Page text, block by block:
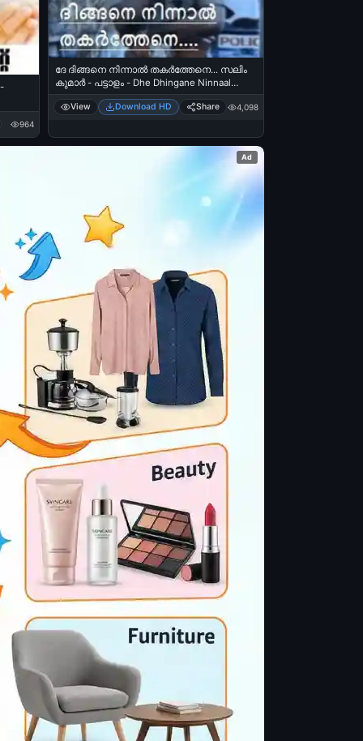
964
ദേ ദിങ്ങനെ നിന്നാല്‍ തകര്‍ത്തേനെ... സലിം
കുമാര്‍ - പട്ടാളം - Dhe Dhingane Ninnaal
Thakarthene - Salim Kumar in Pattalam
View Download HD Share 4,098
Ad